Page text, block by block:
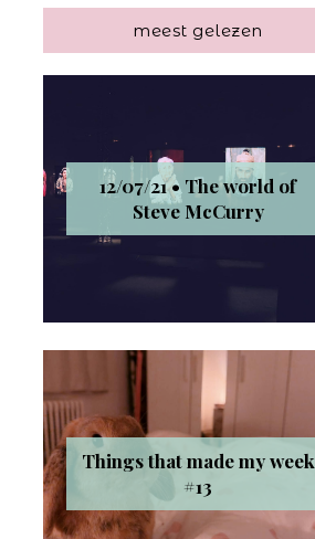
meest gelezen
12/07/21 • The world of
Steve McCurry
Things that made my week
#13